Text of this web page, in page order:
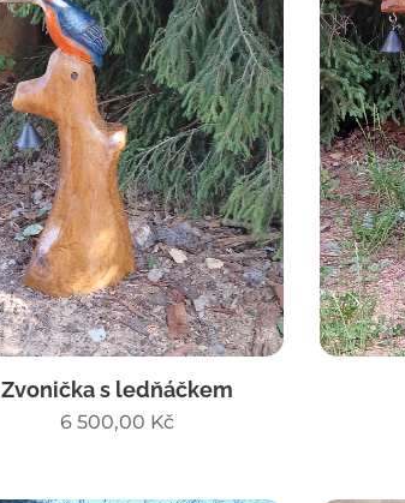
Zvonička s ledňáčkem
6 500,00 Kč